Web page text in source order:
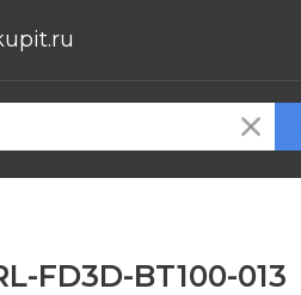
FD3D-BT100-013